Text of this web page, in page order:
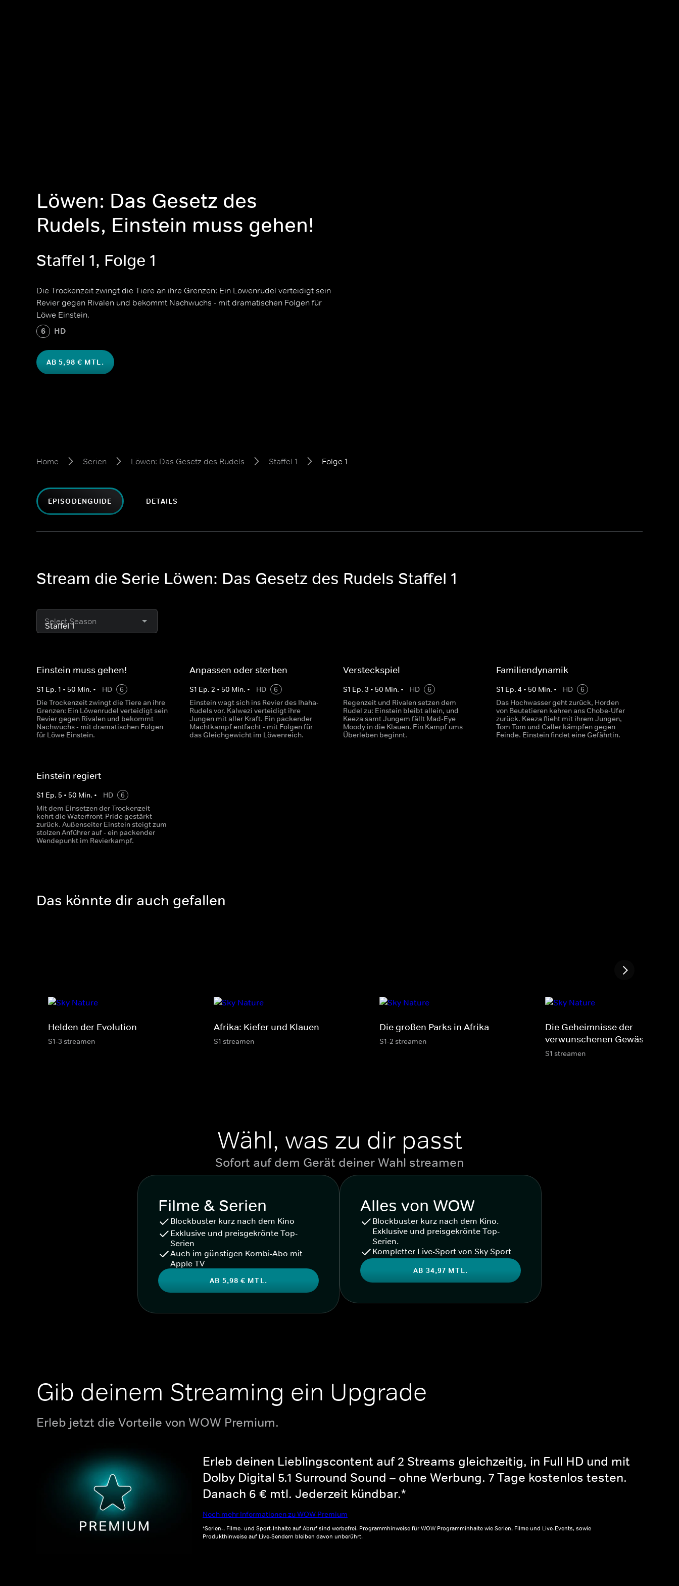
Löwen: Das Gesetz des
Rudels, Einstein muss gehen!
Staffel 1, Folge 1
Die Trockenzeit zwingt die Tiere an ihre Grenzen: Ein Löwenrudel verteidigt sein
Revier gegen Rivalen und bekommt Nachwuchs - mit dramatischen Folgen für
Löwe Einstein.
6 HD
AB 5,98 € MTL.
Home Serien Löwen: Das Gesetz des Rudels Staffel 1 Folge 1
EPISODENGUIDE DETAILS
Stream die Serie Löwen: Das Gesetz des Rudels Staffel 1
Select Season
Einstein muss gehen!
S1 Ep. 1 • 50 Min. • HD
6
Die Trockenzeit zwingt die Tiere an ihre
Grenzen: Ein Löwenrudel verteidigt sein
Revier gegen Rivalen und bekommt
Nachwuchs - mit dramatischen Folgen
für Löwe Einstein.
Anpassen oder sterben
S1 Ep.2 • 50 Min. • HD
6
Einstein wagt sich ins Revier des Ihaha-
Rudels vor. Kalwezi verteidigt ihre
Jungen mit aller Kraft. Ein packender
Machtkampf entfacht - mit Folgen für
das Gleichgewicht im Löwenreich.
Versteckspiel
S1 Ep. 3 • 50 Min. • HD
6
Regenzeit und Rivalen setzen dem
Rudel zu: Einstein bleibt allein, und
Keeza samt Jungem fällt Mad-Eye
Moody in die Klauen. Ein Kampf ums
Überleben beginnt.
Familiendynamik
S1 Ep. 4 • 50 Min. • HD
6
Das Hochwasser geht zurück, Horden
von Beutetieren kehren ans Chobe-Ufer
zurück. Keeza flieht mit ihrem Jungen,
Tom Tom und Caller kämpfen gegen
Feinde. Einstein findet eine Gefährtin.
Einstein regiert
S1 Ep. 5 • 50 Min. • HD
6
Mit dem Einsetzen der Trockenzeit
kehrt die Waterfront-Pride gestärkt
zurück. Außenseiter Einstein steigt zum
stolzen Anführer auf - ein packender
Wendepunkt im Revierkampf.
Das könnte dir auch gefallen
Helden der Evolution
S1-3 streamen
Afrika: Kiefer und Klauen
S1 streamen
Die großen Parks in Afrika
S1-2 streamen
Die Geheimnisse der
verwunschenen Gewässer
S1 streamen
Wähl, was zu dir passt
Sofort auf dem Gerät deiner Wahl streamen
Filme & Serien
Blockbuster kurz nach dem Kino
Exklusive und preisgekrönte Top-
Serien
Auch im günstigen Kombi-Abo mit
Apple TV
AB 5,98 € MTL.
Alles von WOW
Blockbuster kurz nach dem Kino.
Exklusive und preisgekrönte Top-
Serien.
Kompletter Live-Sport von Sky Sport
AB 34,97 MTL.
Gib deinem Streaming ein Upgrade
Erleb jetzt die Vorteile von WOW Premium.
Erleb deinen Lieblingscontent auf 2 Streams gleichzeitig, in Full HD und mit
Dolby Digital 5.1 Surround Sound – ohne Werbung. 7 Tage kostenlos testen.
Danach 6 € mtl. Jederzeit kündbar.*
Noch mehr Informationen zu WOW Premium
*Serien-, Filme- und Sport-Inhalte auf Abruf sind werbefrei. Programmhinweise für WOW Programminhalte wie Serien, Filme und Live-Events, sowie
Produkthinweise auf Live-Sendern bleiben davon unberührt.